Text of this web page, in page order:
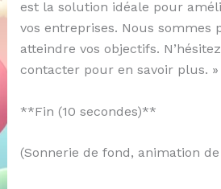
est la solution idéale pour
vos entreprises. Nous sommes
atteindre vos objectifs.
contacter pour en savoir plus. »
**Fin (10 secondes)**
(Sonnerie de fond, animation de